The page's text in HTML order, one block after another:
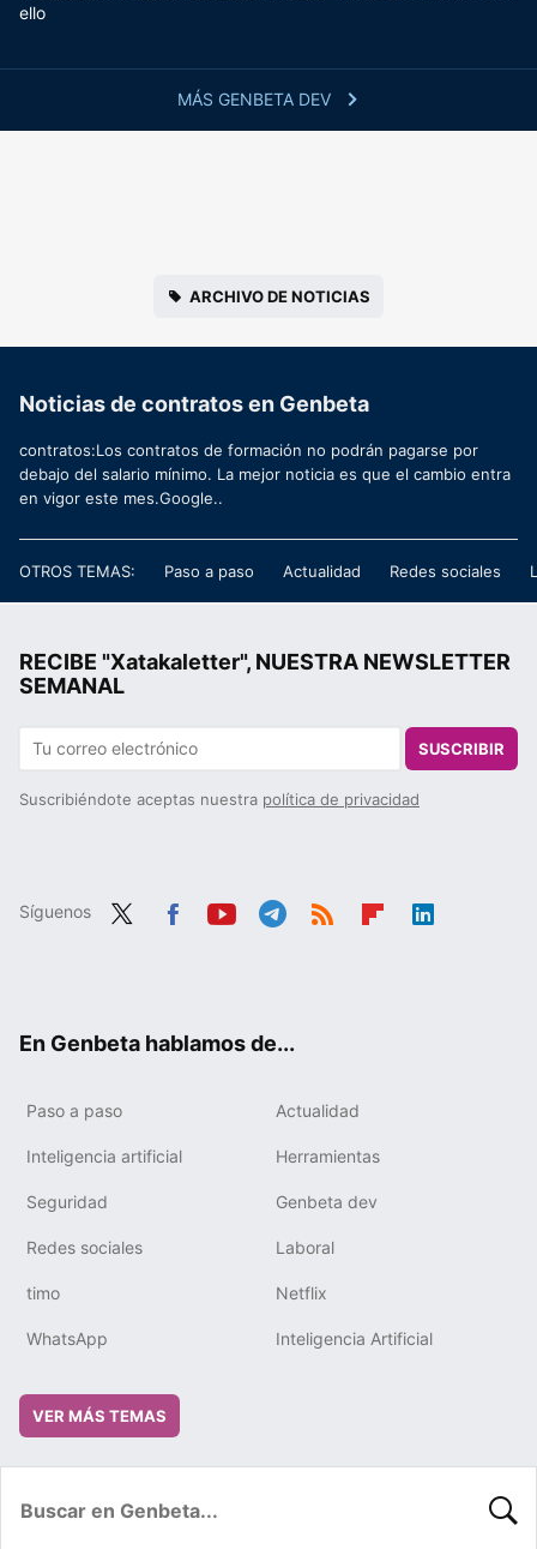
MÁS GENBETA DEV
ello
ARCHIVO DE NOTICIAS
Noticias de contratos en Genbeta
contratos:Los contratos de formación no podrán pagarse por
debajo del salario mínimo. La mejor noticia es que el cambio entra
en vigor este mes.Google..
OTROS TEMAS: Paso a paso Actualidad Redes sociales
RECIBE "Xatakaletter", NUESTRA NEWSLETTER
SEMANAL
SUSCRIBIR
Suscribiéndote aceptas nuestra política de privacidad
Síguenos
En Genbeta hablamos de...
Paso a paso Actualidad
Inteligencia artificial Herramientas
Seguridad Genbeta dev
Redes sociales Laboral
timo Netflix
WhatsApp Inteligencia Artificial
VER MÁS TEMAS